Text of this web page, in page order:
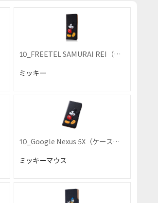
10_FREETEL SAMURAI REI（ケ
ミッキー
10_Google Nexus 5X（ケース単
ミッキーマウス